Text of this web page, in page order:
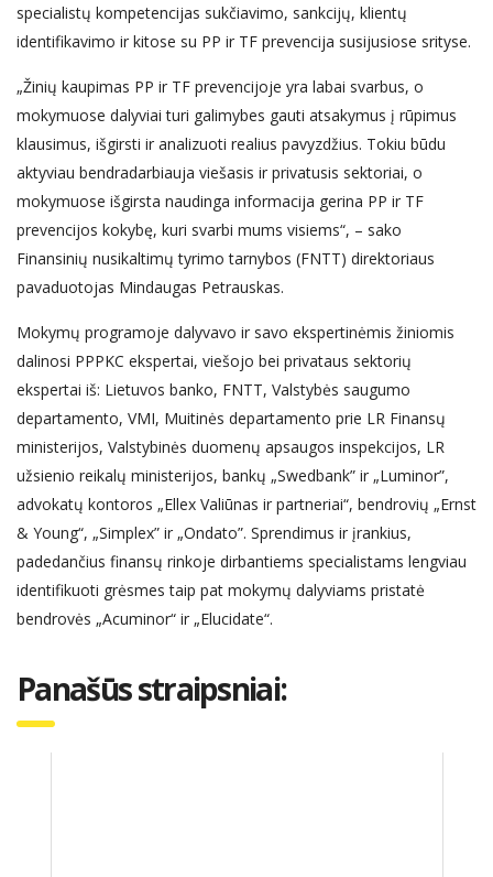
specialistų kompetencijas sukčiavimo, sankcijų, klientų
identifikavimo ir kitose su PP ir TF prevencija susijusiose srityse.
„Žinių kaupimas PP ir TF prevencijoje yra labai svarbus, o
mokymuose dalyviai turi galimybes gauti atsakymus į rūpimus
klausimus, išgirsti ir analizuoti realius pavyzdžius. Tokiu būdu
aktyviau bendradarbiauja viešasis ir privatusis sektoriai, o
mokymuose išgirsta naudinga informacija gerina PP ir TF
prevencijos kokybę, kuri svarbi mums visiems“, – sako
Finansinių nusikaltimų tyrimo tarnybos (FNTT) direktoriaus
pavaduotojas Mindaugas Petrauskas.
Mokymų programoje dalyvavo ir savo ekspertinėmis žiniomis
dalinosi PPPKC ekspertai, viešojo bei privataus sektorių
ekspertai iš: Lietuvos banko, FNTT, Valstybės saugumo
departamento, VMI, Muitinės departamento prie LR Finansų
ministerijos, Valstybinės duomenų apsaugos inspekcijos, LR
užsienio reikalų ministerijos, bankų „Swedbank” ir „Luminor”,
advokatų kontoros „Ellex Valiūnas ir partneriai“, bendrovių „Ernst
& Young“, „Simplex” ir „Ondato”. Sprendimus ir įrankius,
padedančius finansų rinkoje dirbantiems specialistams lengviau
identifikuoti grėsmes taip pat mokymų dalyviams pristatė
bendrovės „Acuminor“ ir „Elucidate“.
Panašūs straipsniai: